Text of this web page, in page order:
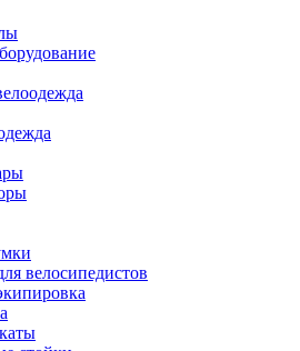
велосипедистов